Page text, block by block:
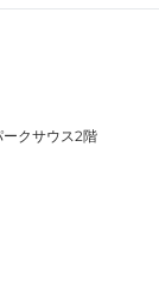
クサウス2階